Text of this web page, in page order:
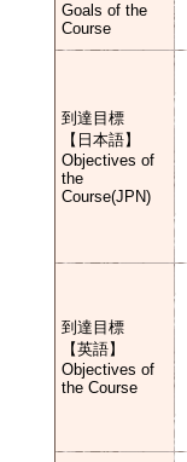
Goals of the
Course
到達目標
【日本語】
Objectives of
the
Course(JPN)
到達目標
【英語】
Objectives of
the Course